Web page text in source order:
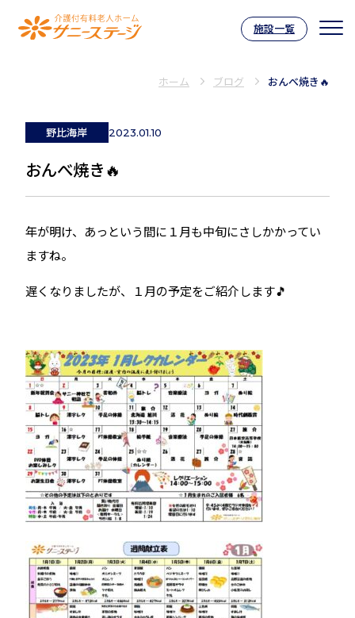
介護付有料老人ホーム サニーステー
施設一覧
ホーム ブログ おんべ焼き🔥
野比海岸 2023.01.10
おんべ焼き🔥
年が明け、あっという間に１月も中旬にさしかかってい
ますね。
遅くなりましたが、１月の予定をご紹介します🎵